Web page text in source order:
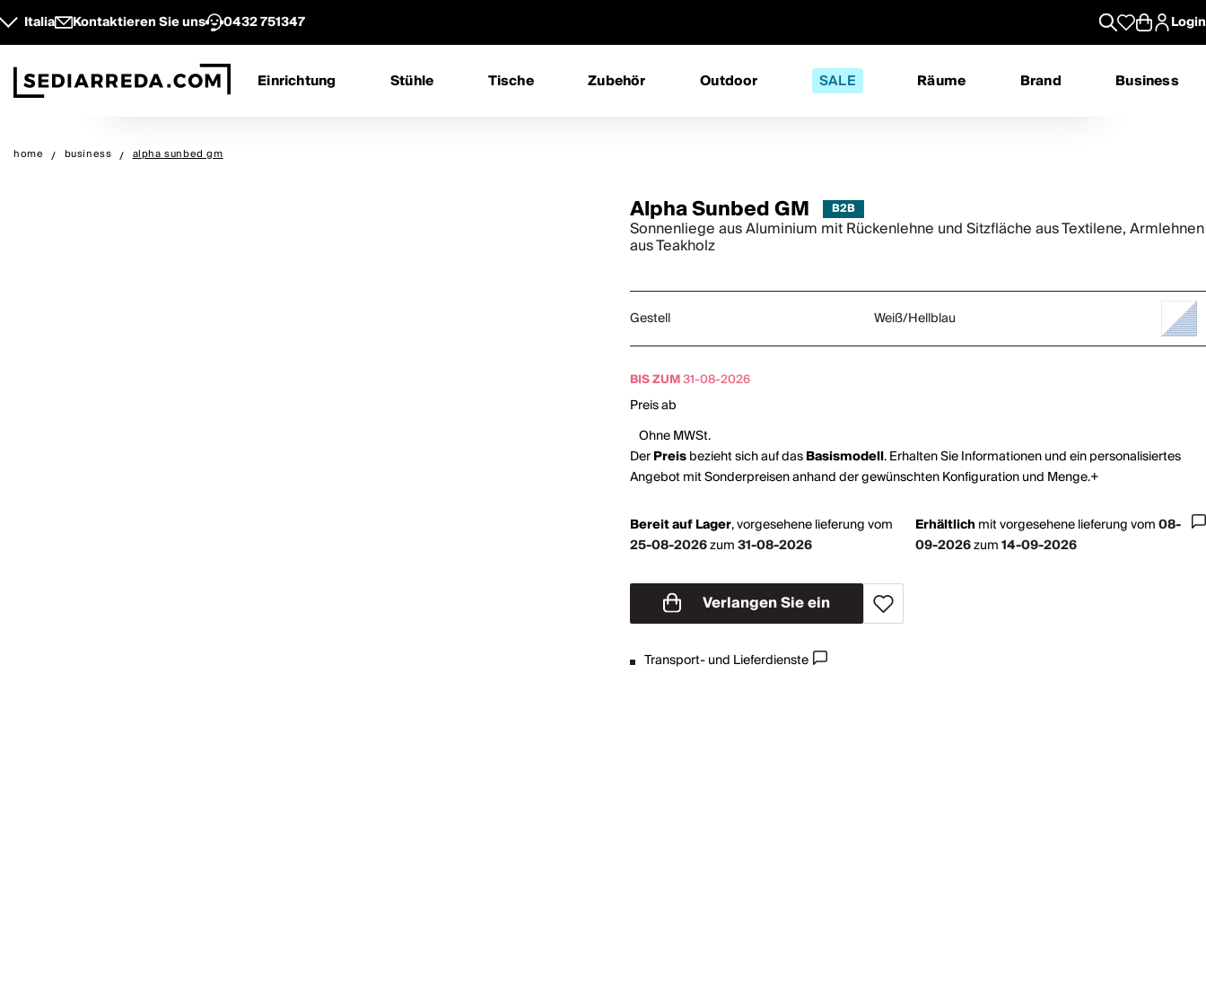
Italia Kontaktieren Sie uns 0432 751347 Login
Einrichtung Stühle Tische Zubehör Outdoor SALE Räume Brand Business
home business alpha sunbed gm
Alpha Sunbed GM
Sonnenliege aus Aluminium mit Rückenlehne und Sitzfläche aus Textilene, Armlehnen
aus Teakholz
Gestell Weiß/Hellblau
BIS ZUM31-08-2026
Preis ab
Ohne MWSt.
DerPreisbezieht sich auf dasBasismodell. Erhalten Sie Informationen und ein personalisiertes
Angebot mit Sonderpreisen anhand der gewünschten Konfiguration und Menge.+
Bereit auf Lager,vorgesehene lieferung vom
25-08-2026zum31-08-2026
Erhältlich mitvorgesehene lieferung vom08-
09-2026zum14-09-2026
Transport- und Lieferdienste